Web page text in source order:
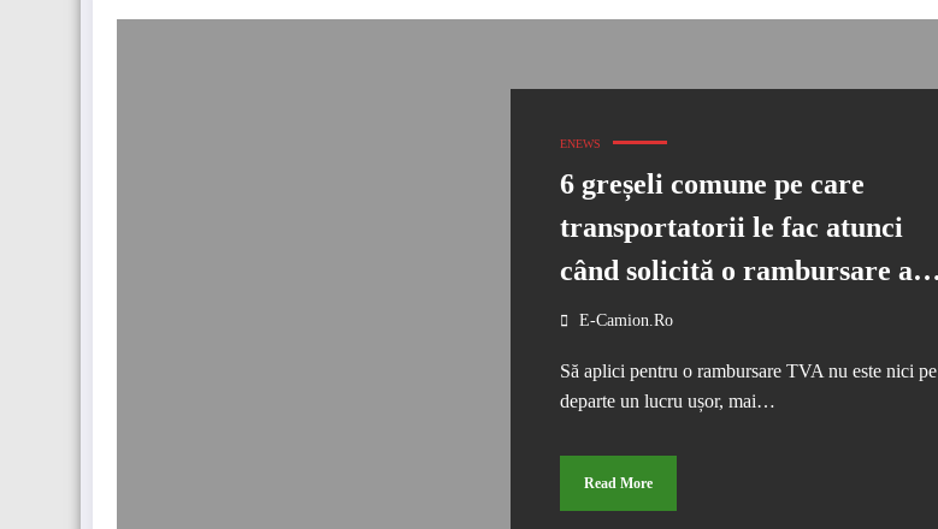
ENEWS
6 greșeli comune pe care
transportatorii le fac atunci
când solicită o rambursare a
TVA-ului
E-Camion.ro
Să aplici pentru o rambursare TVA nu este nici pe
departe un lucru ușor, mai…
Read More